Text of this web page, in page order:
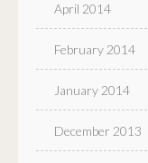
April 2014
February 2014
January 2014
December 2013